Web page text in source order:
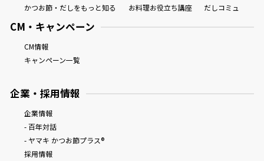
かつお節・だしをもっと知る
お料理お役立ち講座 だしコミュ
CM・キャンペーン
CM情報
キャンペーン一覧
企業・採用情報
企業情報
- 百年対話
- ヤマキ かつお節プラス®
採用情報